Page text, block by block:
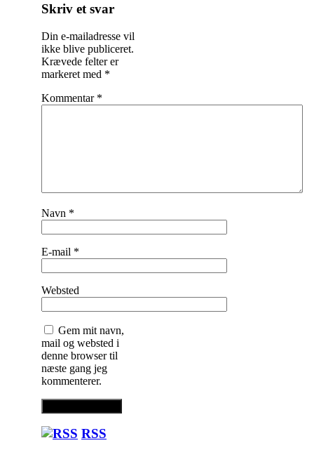
Skriv et svar
Din e-mailadresse vil
ikke blive publiceret.
Krævede felter er
markeret med *
Kommentar *
Navn *
E-mail *
Websted
Gem mit navn,
mail og websted i
denne browser til
næste gang jeg
kommenterer.
RSS